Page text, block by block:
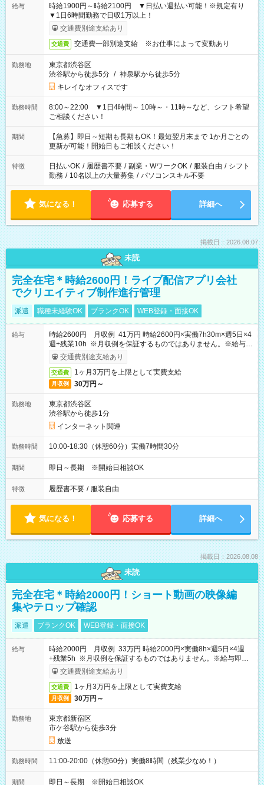
給与
時給1900円～時給2100円 ▼日払い週払い可能！※規定有り
▼1日6時間勤務で日収1万以上！
交通費別途支給あり
交通費 交通費一部別途支給 ※お仕事によって変動あり
勤務地
東京都渋谷区
渋谷駅から徒歩5分 / 神泉駅から徒歩5分
キレイなオフィスです
勤務時間
8:00～22:00 ▼1日4時間～ 10時～・11時～など、シフト希望
ご相談ください！
期間
【急募】即日～短期も長期もOK！最短翌月末まで 1か月ごとの
更新が可能！開始日もご相談ください！
特徴 日払いOK / 履歴書不要 / 副業・WワークOK / 服装自由 / シフト
勤務 / 10名以上の大量募集 / パソコンスキル不要
気になる！ 応募する 詳細へ
掲載日：2026.08.07
未読
完全在宅＊時給2600円！ライブ配信アプリ会社
でクリエイティブ制作進行管理
派遣 職種未経験OK ブランクOK WEB登録・面接OK
給与
時給2600円 月収例 41万円 時給2600円×実働7h30m×週5日×4
週+残業10h ※月収例を保証するものではありません。※給与即
受取りサービス利用可（利用条件有）
交通費別途支給あり
交通費 1ヶ月3万円を上限として実費支給
月収例 30万円～
勤務地
東京都渋谷区
渋谷駅から徒歩1分
インターネット関連
勤務時間 10:00-18:30（休憩60分）実働7時間30分
期間 即日～長期 ※開始日相談OK
特徴 履歴書不要 / 服装自由
気になる！ 応募する 詳細へ
掲載日：2026.08.08
未読
完全在宅＊時給2000円！ショート動画の映像編
集やテロップ確認
派遣 ブランクOK WEB登録・面接OK
給与
時給2000円 月収例 33万円 時給2000円×実働8h×週5日×4週
+残業5h ※月収例を保証するものではありません。※給与即受
取りサービス利用可（利用条件有）
交通費別途支給あり
交通費 1ヶ月3万円を上限として実費支給
月収例 30万円～
勤務地
東京都新宿区
市ケ谷駅から徒歩3分
放送
勤務時間 11:00-20:00（休憩60分）実働8時間（残業少なめ！）
期間 即日～長期 ※開始日相談OK